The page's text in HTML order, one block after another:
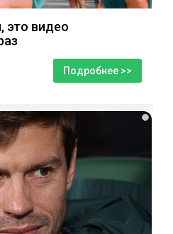
это видео
Подробнее >>
i